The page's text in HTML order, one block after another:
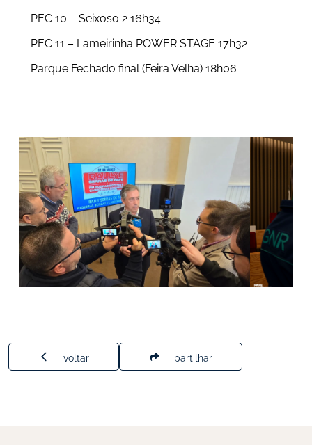
	PEC 10 – Seixoso 2 16h34
	PEC 11 – Lameirinha POWER STAGE 17h32
	Parque Fechado final (Feira Velha) 18h06
voltar partilhar